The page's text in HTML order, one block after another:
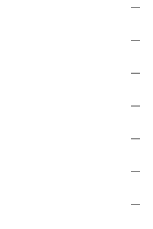
—
—
—
—
—
—
—